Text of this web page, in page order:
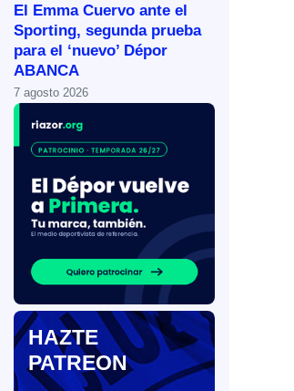
El Emma Cuervo ante el
Sporting, segunda prueba
para el ‘nuevo’ Dépor
ABANCA
7 agosto 2026
HAZTE
PATREON